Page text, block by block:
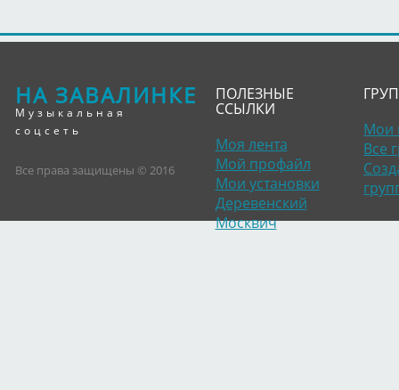
НА ЗАВАЛИНКЕ
Музыкальная
соцсеть
Все права защищены © 2016
ПОЛЕЗНЫЕ
ССЫЛКИ
Моя лента
Мой профайл
Мои установки
Деревенский
Москвич
Мои
Все